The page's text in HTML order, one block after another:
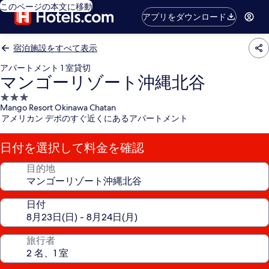
このページの本文に移動
アプリをダウンロード
宿泊施設をすべて表示
アパートメント 1 室貸切
マンゴーリゾート沖縄北谷
3.0
つ
星
宿
泊
施
Mango Resort Okinawa Chatan
アメリカン デポのすぐ近くにあるアパートメント
日付を選択して料金を確認
目的地
日付
旅行者